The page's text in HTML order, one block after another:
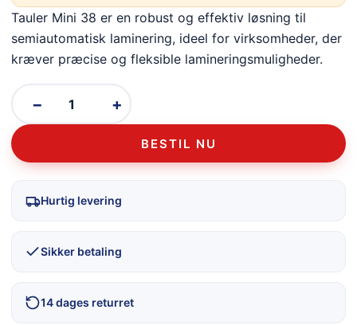
Tauler Mini 38 er en robust og effektiv løsning til
semiautomatisk laminering, ideel for virksomheder, der
kræver præcise og fleksible lamineringsmuligheder.
− +
BESTIL NU
Hurtig levering
Sikker betaling
14 dages returret